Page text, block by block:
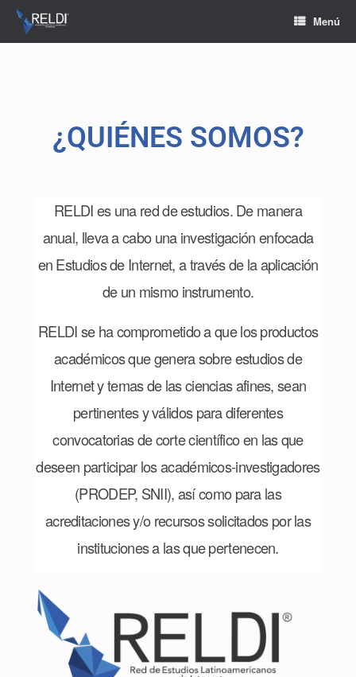
Menú
¿QUIÉNES SOMOS?
RELDI es una red de estudios. De manera
anual, lleva a cabo una investigación enfocada
en Estudios de Internet, a través de la aplicación
de un mismo instrumento.
RELDI se ha comprometido a que los productos
académicos que genera sobre estudios de
Internet y temas de las ciencias afines, sean
pertinentes y válidos para diferentes
convocatorias de corte científico en las que
deseen participar los académicos-investigadores
(PRODEP, SNII), así como para las
acreditaciones y/o recursos solicitados por las
instituciones a las que pertenecen.